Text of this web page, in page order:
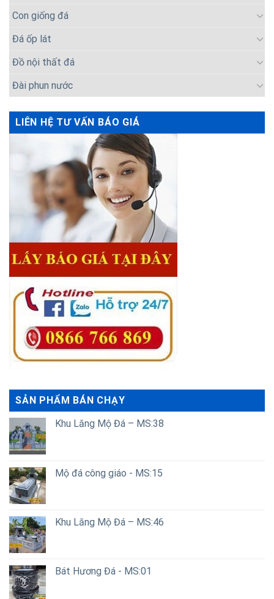
Con giống đá
Đá ốp lát
Đồ nội thất đá
Đài phun nước
LIÊN HỆ TƯ VẤN BÁO GIÁ
SẢN PHẨM BÁN CHẠY
Khu Lăng Mộ Đá – MS:38
Mộ đá công giáo - MS:15
Khu Lăng Mộ Đá – MS:46
Bát Hương Đá - MS:01